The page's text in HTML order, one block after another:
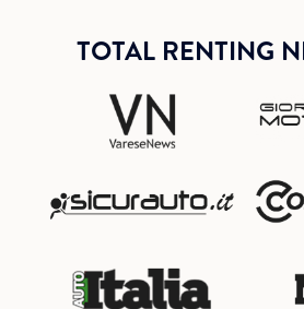
TOTAL RENTING